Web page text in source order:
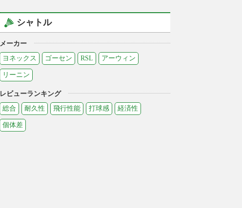
シャトル
メーカー
ヨネックス
ゴーセン RSL アーウィン
リーニン
レビューランキング
総合
耐久性 飛行性能 打球感 経済性
個体差